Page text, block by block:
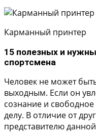
Карманный принтер
15 полезных и
спортсмена
Человек не может
выходным. Если он
сознание и
делу. В отличие от
представителю